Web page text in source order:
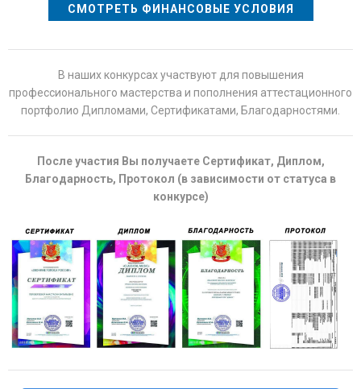
СМОТРЕТЬ ФИНАНСОВЫЕ УСЛОВИЯ
В наших конкурсах участвуют для повышения
профессионального мастерства и пополнения аттестационного
портфолио Дипломами, Сертификатами, Благодарностями.
После участия Вы получаете Сертификат, Диплом,
Благодарность, Протокол (в зависимости от статуса в
конкурсе)